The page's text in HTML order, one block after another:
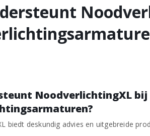
NoodverlichtingXL bij
biedt deskundig advies en uitgebreide